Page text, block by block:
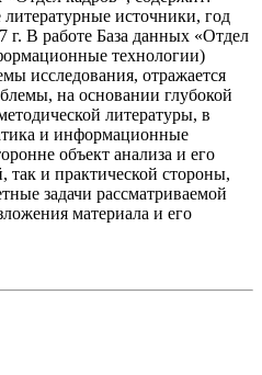
источники, год
г. В работе База данных «Отдел
технологии)
исследования, отражается
на основании глубокой
литературы, в
и информационные
объект анализа и его
так и практической стороны,
задачи рассматриваемой
материала и его